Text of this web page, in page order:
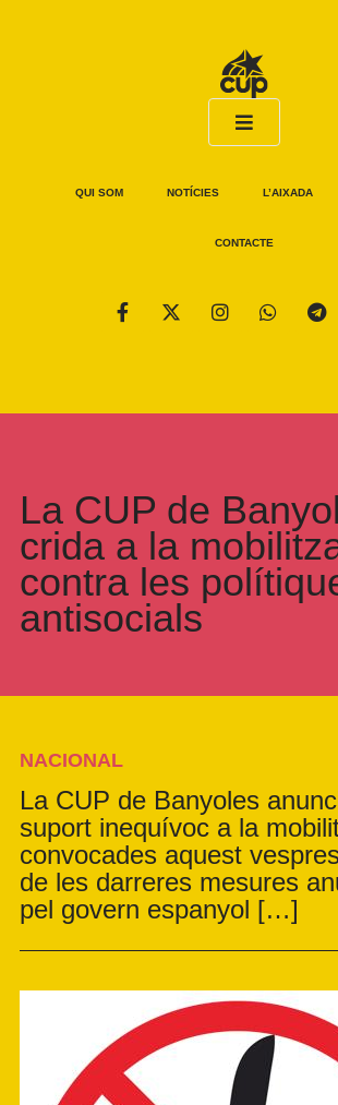
QUI SOM NOTÍCIES L’AIXADA
CONTACTE
La CUP de
crida a la
contra les
antisocials
NACIONAL
La CUP de Banyoles
suport inequívoc a la
convocades aquest
de les darreres mesures
pel govern espanyol […]